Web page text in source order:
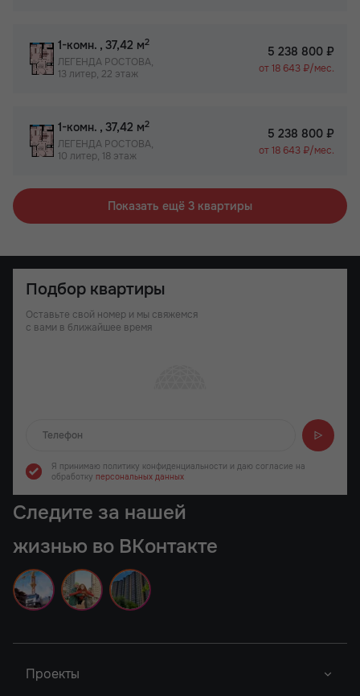
1-комн. , 37,42 м2
ЛЕГЕНДА РОСТОВА,
13 литер, 22 этаж
5 238 800 ₽
от 18 643 ₽/мес.
1-комн. , 37,42 м2
ЛЕГЕНДА РОСТОВА,
10 литер, 18 этаж
5 238 800 ₽
от 18 643 ₽/мес.
Показать ещё 3 квартиры
Подбор квартиры
Оставьте свой номер и мы свяжемся
с вами в ближайшее время
Я принимаю политику конфиденциальности и даю согласие на
обработку персональных данных
Следите за нашей
жизнью во ВКонтакте
Проекты